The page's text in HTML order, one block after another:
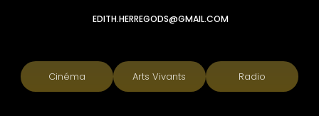
Cinéma Arts Vivants Radio